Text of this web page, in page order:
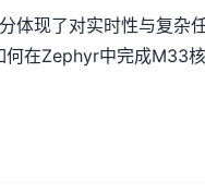
现了对实时性与复杂任
在Zephyr中完成M33